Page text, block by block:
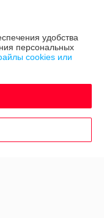
удобства
персональных
cookies или